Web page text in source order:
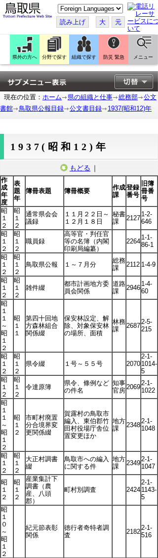
こ
の
ペ
ー
ジ
翻
訳
す
る
読み上げ 大 元
県外の方へ 分野で探す 組織で探す 防災 緊急 メニュー
現在の位置： ホーム 県の組織と仕事 総務部
公文
書館
鳥取県公報目録 公文書目録 1937(昭和12)年
1937(昭和12)年
もどる ｜
作
成
年
度
表
題
年
簿冊表題 簿冊概要
作成
課
登録
番号
旧簿
冊番
号
昭
１
２
昭
１
２
通常県会会
議録
１１月２２日～
１２月１８日
秘書
課
2127
1-2-
646
昭
１
２
昭
１
２
職員録
高等官・判任官
等の名簿（内閣
印刷局編纂）
2264
1-1-
86-1
昭
１
２
昭
１
２
鳥取県公報 １～７月分
総務
課
2112 1-4-9
昭
１
２
昭
１
２
雑件綴
都市計画地方委
員会関係
道路
課
2946
1-4-
60
昭
１
１
～
昭
１
２
昭
１
１
第四十回地
方森林組合
関係綴
保安林設定、解
除、対象保安林
の場所、面積
林務
課
2687
2-5-
215
昭
１
２
昭
１
２
県令綴 １号～５５号 2070
2-1-
1014-
5
昭
１
２
昭
１
２
令達原簿
県令、條例など
の件名
知事
官房2069
2-1-
1022
昭
１
１
～
昭
１
２
昭
１
２
市町村廃置
分合境界変
更関係綴
賀露村の鳥取市
編入、東伯郡竹
田村役場庁舎位
置変更ほか
地方
課
2348
2-1-
1048
昭
１
２
昭
１
２
大正村調書
綴
鳥取市への編入
に関する件
地方
課
2349
2-1-
1047
昭
１
２
昭
１
２
産業集計下
調書（農
産、八頭
郡）
町村別調査 2424
2-1-
1143-
5
昭
１
０
～
昭
１
２
紀元節表彰
関係
徳行者奇特者調
査
2182
2-1-
516